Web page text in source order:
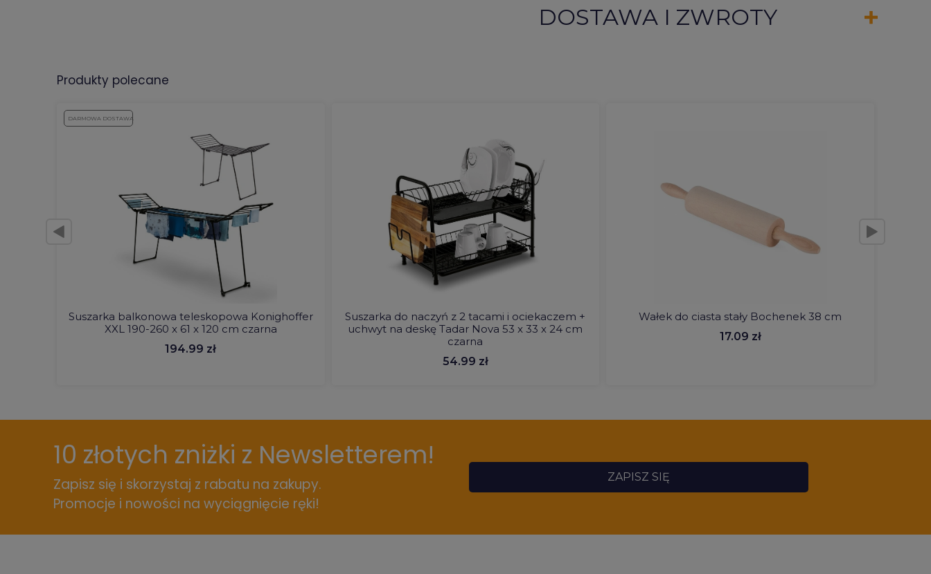
DOSTAWA I ZWROTY
produkty polecane
DARMOWA DOSTAWA
Suszarka balkonowa teleskopowa Konighoffer
XXL 190-260 x 61 x 120 cm czarna
194.99 zł
Suszarka do naczyń z 2 tacami i ociekaczem +
uchwyt na deskę Tadar Nova 53 x 33 x 24 cm
czarna
54.99 zł
Wałek do ciasta stały Bochenek 38 cm
17.09 zł
10 złotych zniżki z Newsletterem!
Zapisz się i skorzystaj z rabatu na zakupy.
Promocje i nowości na wyciągnięcie ręki!
ZAPISZ SIĘ